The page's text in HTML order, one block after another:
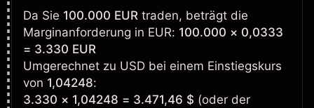
Da Sie 100.000 EUR traden, beträgt die
Marginanforderung in EUR: 100.000 × 0,0333
= 3.330 EUR
Umgerechnet zu USD bei einem Einstiegskurs
von 1,04248:
3.330 × 1,04248 = 3.471,46 $ (oder der